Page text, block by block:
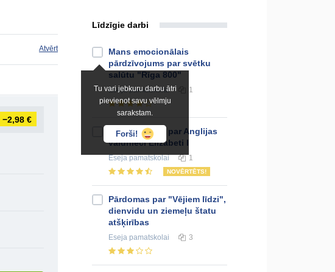
Atvērt
−2,98 €
Līdzīgie darbi
Tu vari jebkuru darbu ātri
pievienot savu vēlmju
sarakstam.
Forši!
Mans emocionālais
pārdzīvojums par svētku
salūtu "Rīga 800"
Esejapamatskolai 1
Pārspriedums par Anglijas
valdnieci Elizabeti I
Esejapamatskolai 1
NOVĒRTĒTS!
Pārdomas par "Vējiem līdzi",
dienvidu un ziemeļu štatu
atšķirības
Eseja pamatskolai 3